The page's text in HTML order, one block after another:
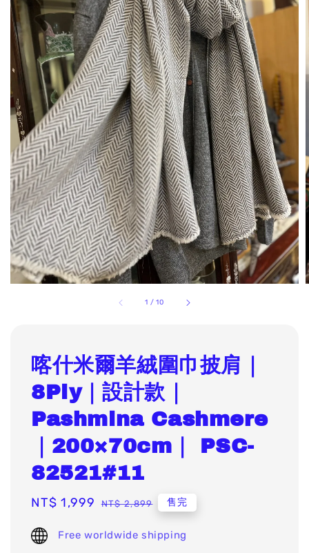
1 /10
喀什米爾羊絨圍巾披肩｜
8Ply｜設計款｜
Pashmina Cashmere
｜200×70cm｜ PSC-
82521#11
Sale
NT$ 1,999 Regular
NT$ 2,899 售完
Free worldwide shipping